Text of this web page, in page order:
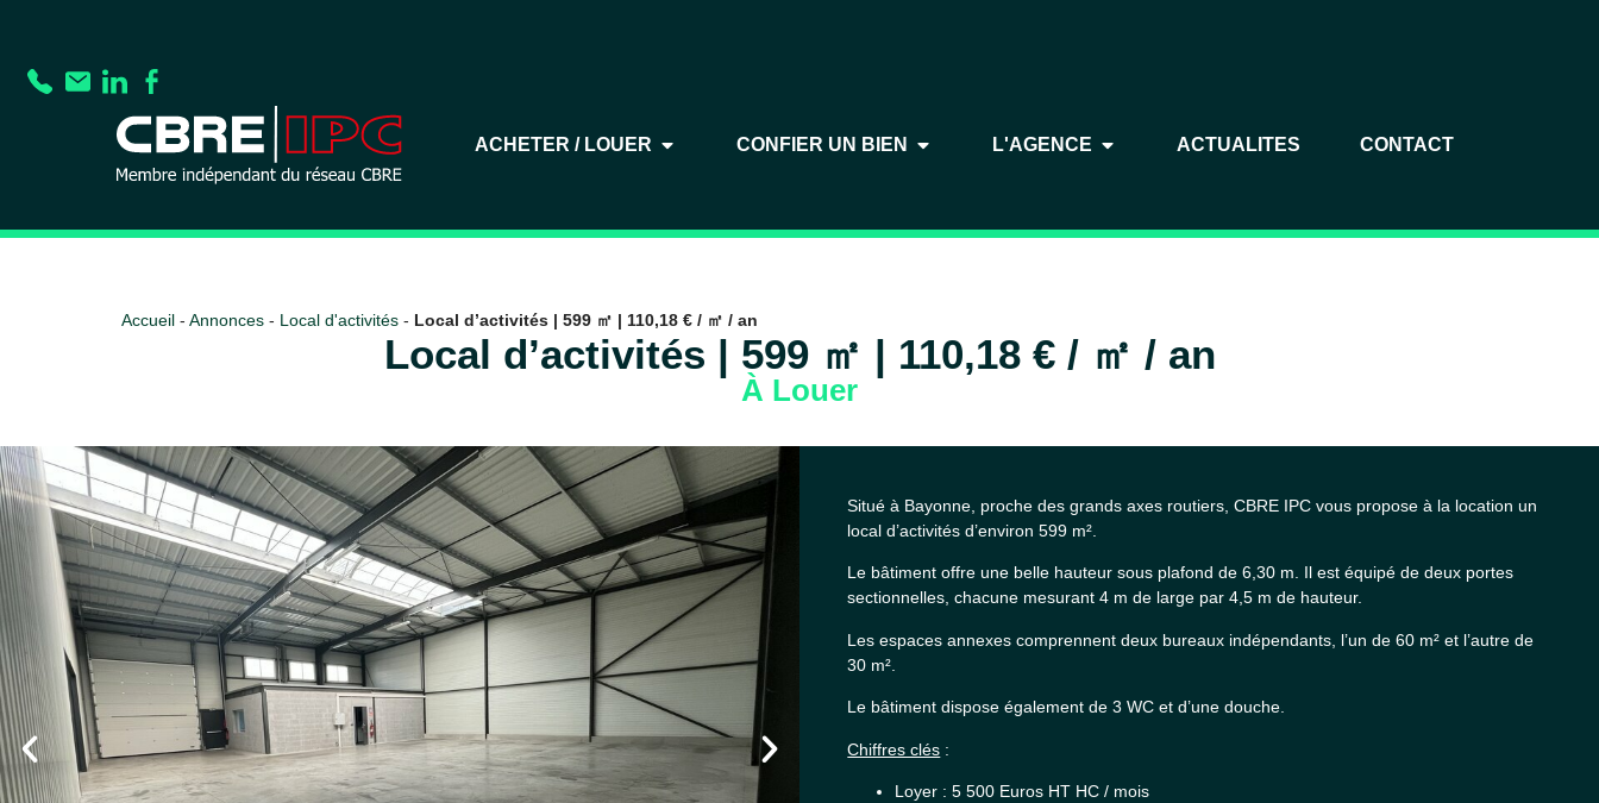
ACHETER / LOUER CONFIER UN BIEN L'AGENCE ACTUALITES CONTACT
Accueil - Annonces - Local d'activités - Local d’activités | 599 ㎡ | 110,18 € / ㎡ / an
Local d’activités | 599 ㎡ | 110,18 € / ㎡ / an
À Louer
Situé à Bayonne, proche des grands axes routiers, CBRE IPC vous propose à la location un
local d’activités d’environ 599 m².
Le bâtiment offre une belle hauteur sous plafond de 6,30 m. Il est équipé de deux portes
sectionnelles, chacune mesurant 4 m de large par 4,5 m de hauteur.
Les espaces annexes comprennent deux bureaux indépendants, l’un de 60 m² et l’autre de
30 m².
Le bâtiment dispose également de 3 WC et d’une douche.
Chiffres clés :
Loyer : 5 500 Euros HT HC / mois